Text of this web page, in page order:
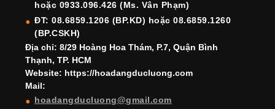
o
k
e
e
h
hoặc 0933.096.426 (Ms. Vân Phạm)
ĐT: 08.6859.1206 (BP.KD) hoặc 08.6859.1260
(BP.CSKH)
Địa chỉ: 8/29 Hoàng Hoa Thám, P.7, Quận Bình
Thạnh, TP. HCM
Website: https://hoadangducluong.com
Mail:
hoadangducluong@gmail.com